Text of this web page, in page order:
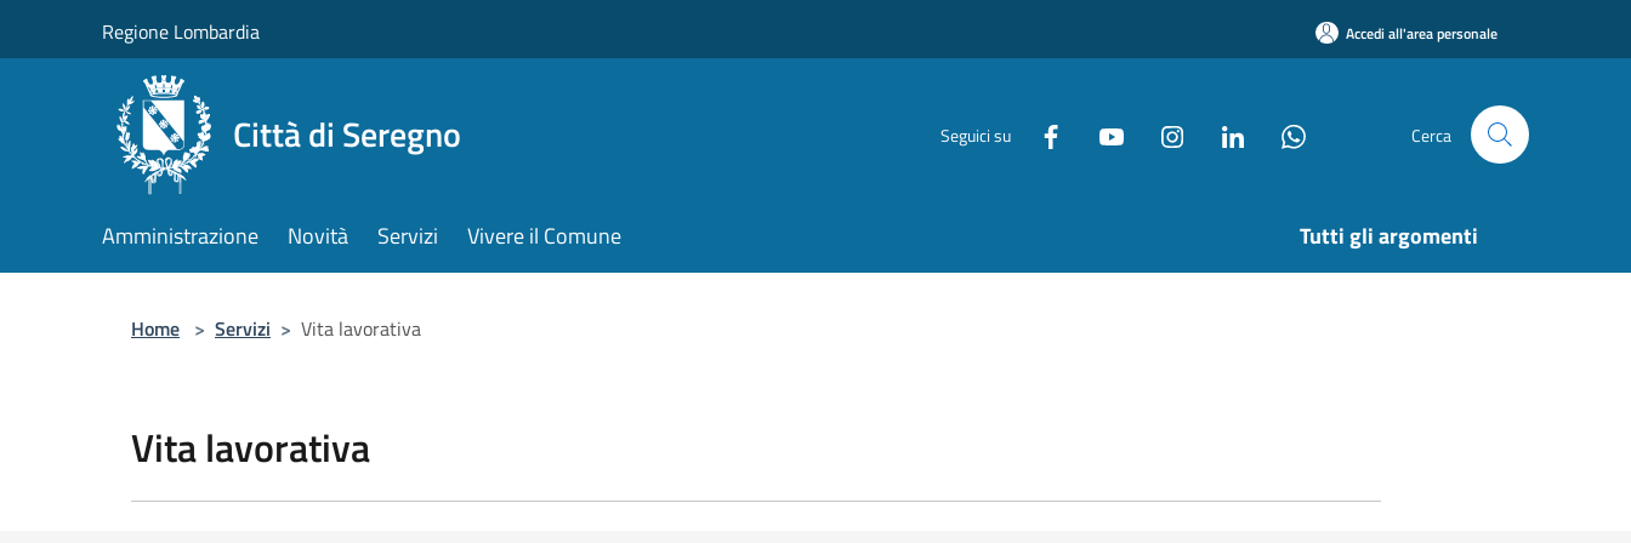
Regione Lombardia Accedi all'area personale
Città di Seregno Seguici su Cerca
Amministrazione Novità Servizi Vivere il Comune Tutti gli argomenti
Home > Servizi > Vita lavorativa
Vita lavorativa